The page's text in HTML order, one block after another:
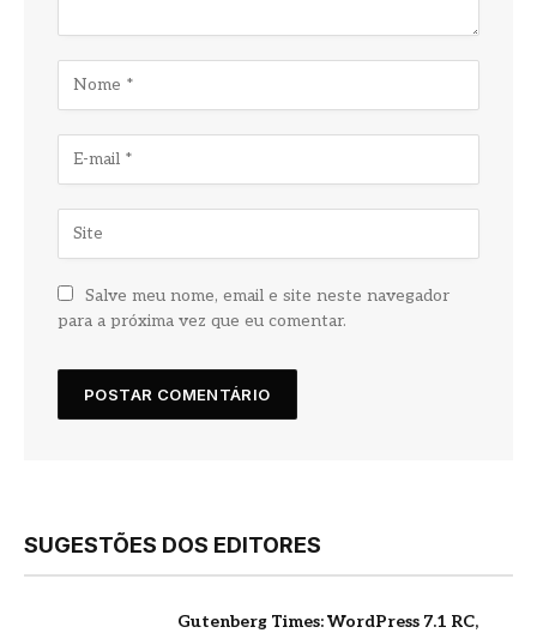
Salve meu nome, email e site neste navegador
para a próxima vez que eu comentar.
SUGESTÕES DOS EDITORES
Gutenberg Times: WordPress 7.1 RC,